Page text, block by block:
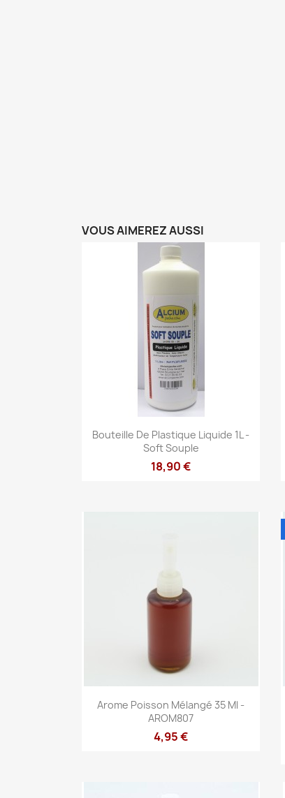
VOUS AIMEREZ AUSSI
Aperçu rapide
Bouteille De Plastique Liquide 1L -
Soft Souple
18,90 €
Aperçu rapide
Arome Poisson Mélangé 35 Ml -
AROM807
4,95 €